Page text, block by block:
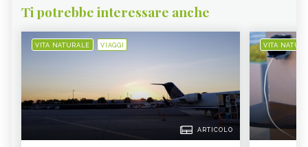
Ti potrebbe interessare anche
VITA NATURALE VIAGGI
ARTICOLO
VITA